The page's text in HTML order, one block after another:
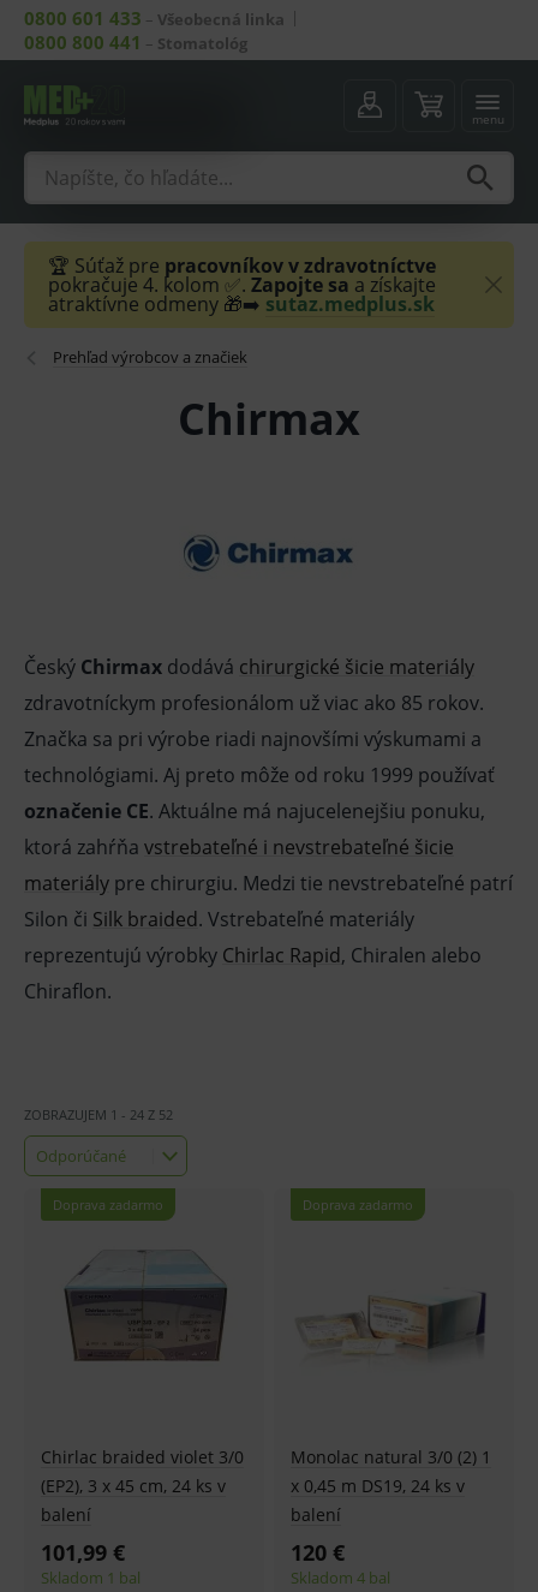
0800 601 433 – Všeobecná linka
0800 800 441 – Stomatológ
menu
🏆 Súťaž pre pracovníkov v zdravotníctve
pokračuje 4. kolom ✅. Zapojte sa a získajte
atraktívne odmeny 🎁➡️ sutaz.medplus.sk
Prehľad výrobcov a značiek
Chirmax
Český Chirmax dodává chirurgické šicie materiály
zdravotníckym profesionálom už viac ako 85 rokov.
Značka sa pri výrobe riadi najnovšími výskumami a
technológiami. Aj preto môže od roku 1999 používať
označenie CE. Aktuálne má najucelenejšiu ponuku,
ktorá zahŕňa vstrebateľné i nevstrebateľné šicie
materiály pre chirurgiu. Medzi tie nevstrebateľné patrí
Silon či Silk braided. Vstrebateľné materiály
reprezentujú výrobky Chirlac Rapid, Chiralen alebo
Chiraflon.
Odporúčané
Odporúčané
Najlacnejšie
Najnovšie
ZOBRAZUJEM 1 - 24 Z 52
Doprava zadarmo
Chirlac braided violet 3/0
(EP2), 3 x 45 cm, 24 ks v
balení
101,99 €
Skladom 1 bal
Doprava zadarmo
Monolac natural 3/0 (2) 1
x 0,45 m DS19, 24 ks v
balení
120 €
Skladom 4 bal